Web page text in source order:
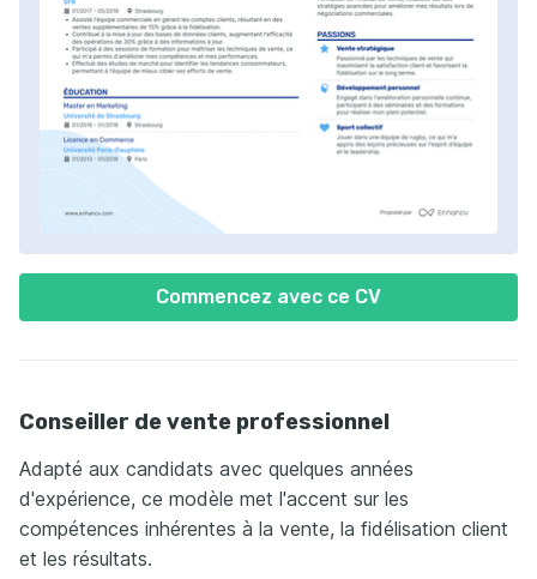
Commencez avec ce CV
Conseiller de vente professionnel
Adapté aux candidats avec quelques années
d'expérience, ce modèle met l'accent sur les
compétences inhérentes à la vente, la fidélisation client
et les résultats.